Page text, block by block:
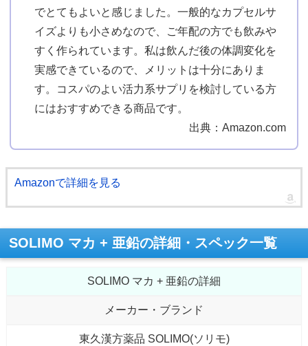
でとてもよいと感じました。一般的なカプセルサ
イズよりも小さめなので、ご年配の方でも飲みや
すく作られています。私は飲んだ後の体調変化を
実感できているので、メリットは十分にありま
す。コスパのよい活力系サプリを検討している方
にはおすすめできる商品です。
出典：Amazon.com
Amazonで詳細を見る
SOLIMO マカ + 亜鉛の詳細・スペック一覧
SOLIMO マカ + 亜鉛の詳細
メーカー・ブランド
東久漢方薬品 SOLIMO(ソリモ)